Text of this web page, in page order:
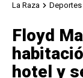
La Raza Deportes
Floyd
hotel y